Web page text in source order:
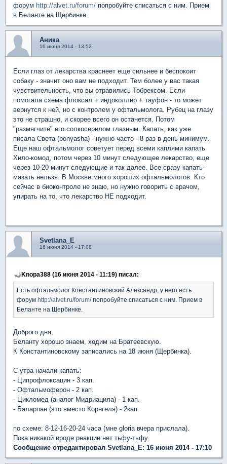
форум http://alvet.ru/forum/ попробуйте списаться с ним. Прием
в Беланте на Щербинке.
Аника
16 июня 2014 - 13:52
Если глаз от лекарства краснеет еще сильнее и беспокоит
собаку - значит оно вам не подходит. Тем более у вас такая
чувствительность, что вы отравились Тобрексом. Если
помогала схема флоксал + индоколлир + тауфон - то может
вернутся к ней, но с контролем у офтальмолога. Рубец на глазу
это не страшно, и скорее всего он останется. Потом
"размягчите" его солкосерилом глазным. Капать, как уже
писала Света (bonyasha) - нужно часто - 8 раз в день минимум.
Еще наш офтальмолог советует перед всеми каплями капать
Хило-комод, потом через 10 минут следующее лекарство, еще
через 10-20 минут следующие и так далее. Все сразу капать-
мазать нельзя. В Москве много хороших офтальмологов. Кто
сейчас в биоконтроле не знаю, но нужно говорить с врачом,
упирать на то, что лекарство НЕ подходит.
Svetlana_E
16 июня 2014 - 17:08
Knopa388 (16 июня 2014 - 11:19) писал:
Есть офтальмолог Константиновский Александр, у него есть
форум http://alvet.ru/forum/попробуйте списаться с ним. Прием в
Беланте на Щербинке.
Доброго дня,
Беланту хорошо знаем, ходим на Братеевскую.
К Константиновскому записались на 18 июня (Щербинка).
С утра начали капать:
- Ципрофлоксацин - 3 кап.
- Офтальмоферон - 2 кап.
- Цикломед (аналог Мидриацила) - 1 кап.
- Баларпан (это вместо Корнгеля) - 2кап.
по схеме: 8-12-16-20-24 часа (мне gloria вчера прислала).
Пока никакой вроде реакции нет тьфу-тьфу.
Сообщение отредактировал Svetlana_E: 16 июня 2014 - 17:10